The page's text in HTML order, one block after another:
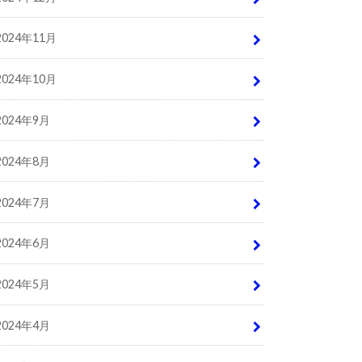
年11月
年10月
年9月
年8月
年7月
年6月
年5月
年4月